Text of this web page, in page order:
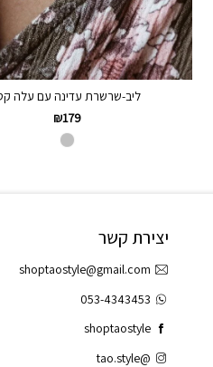
ליב-שרשרת עדינה עם עלה
₪179
יצירת קשר
shoptaostyle@gmail.com
053-4343453
shoptaostyle
@tao.style